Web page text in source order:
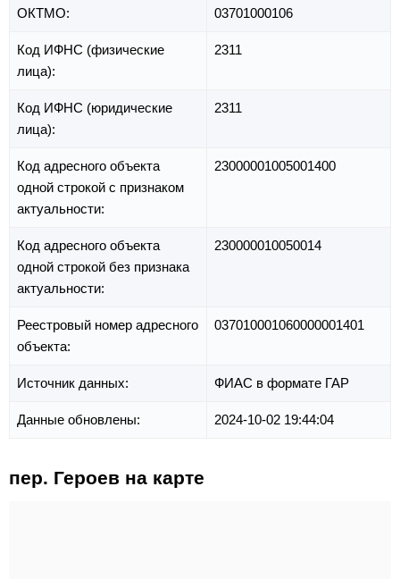
ОКТМО: 03701000106
Код ИФНС (физические
лица):
2311
Код ИФНС (юридические
лица):
2311
Код адресного объекта
одной строкой с признаком
актуальности:
23000001005001400
Код адресного объекта
одной строкой без признака
актуальности:
230000010050014
Реестровый номер адресного
объекта:
037010001060000001401
Источник данных: ФИАС в формате ГАР
Данные обновлены: 2024-10-02 19:44:04
пер. Героев на карте